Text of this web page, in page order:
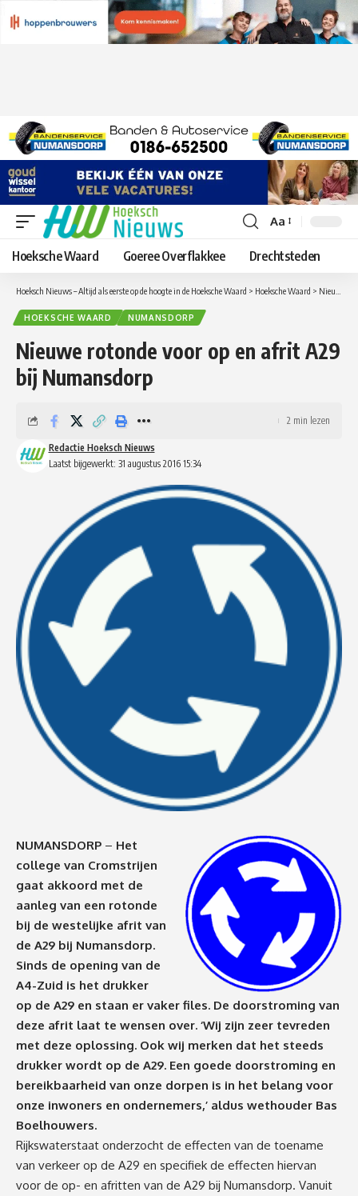
Lettergrootte
aanpassen
Aa
Hoeksche Waard Goeree Overflakkee Drechtsteden
Hoeksch Nieuws – Altijd als eerste op de hoogte in de Hoeksche Waard > Hoeksche Waard > Nieuwe rotonde voor op en afrit A29 bij Numansdorp
HOEKSCHE WAARD NUMANSDORP
Nieuwe rotonde voor op en afrit A29
bij Numansdorp
Laatst bijgewerkt: 31 augustus 2016 15:34
Redactie Hoeksch Nieuws
2 min lezen
NUMANSDORP – Het
college van Cromstrijen
gaat akkoord met de
aanleg van een rotonde
bij de westelijke afrit van
de A29 bij Numansdorp.
Sinds de opening van de
A4-Zuid is het drukker
op de A29 en staan er vaker files. De doorstroming van
deze afrit laat te wensen over. ‘Wij zijn zeer tevreden
met deze oplossing. Ook wij merken dat het steeds
drukker wordt op de A29. Een goede doorstroming en
bereikbaarheid van onze dorpen is in het belang voor
onze inwoners en ondernemers,’ aldus wethouder Bas
Boelhouwers.
Rijkswaterstaat onderzocht de effecten van de toename
van verkeer op de A29 en specifiek de effecten hiervan
voor de op- en afritten van de A29 bij Numansdorp. Vanuit